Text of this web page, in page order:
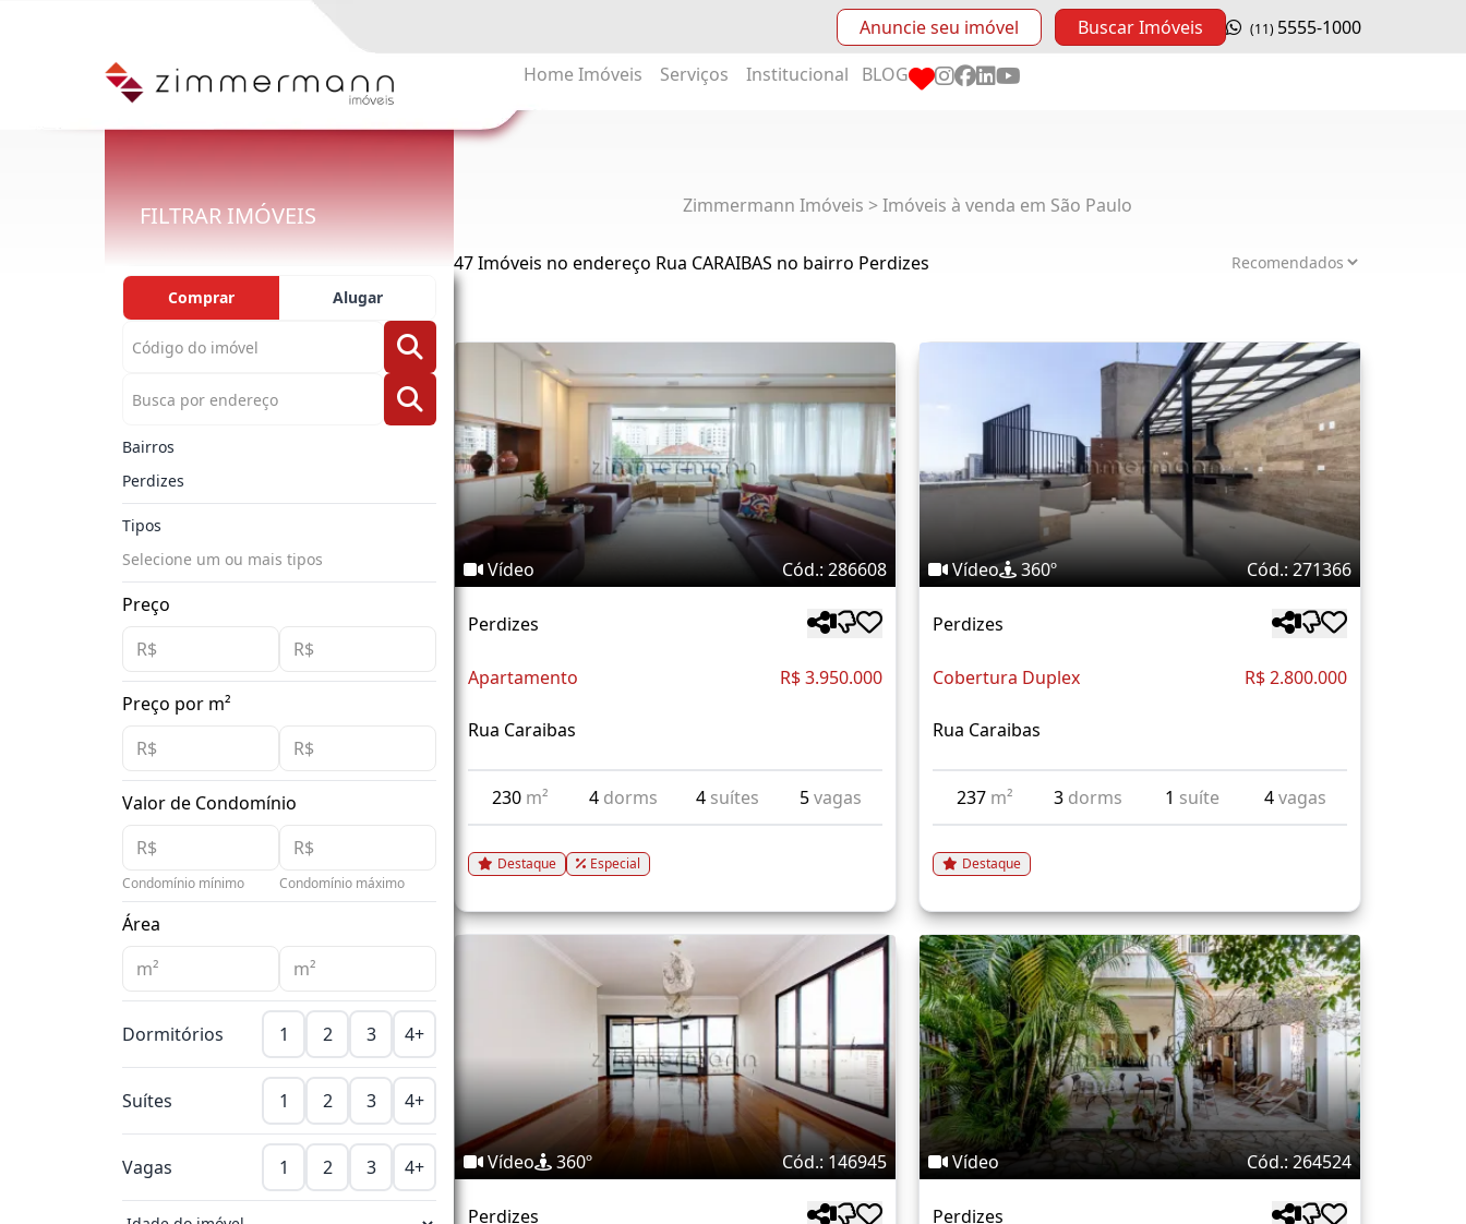
Anuncie seu imóvel Buscar Imóveis (11) 5555-1000
Home Imóveis Serviços Institucional BLOG
FILTRAR IMÓVEIS
Comprar Alugar
Bairros
Perdizes
Tipos
Selecione um ou mais tipos
Preço
Preço por m²
Valor de Condomínio
Condomínio mínimo Condomínio máximo
Área
Dormitórios 1 2 3 4+
Suítes 1 2 3 4+
Vagas 1 2 3 4+
Zimmermann Imóveis > Imóveis à venda em São Paulo
47 Imóveis no endereço Rua CARAIBAS no bairro Perdizes
Vídeo Cód.: 286608
Perdizes
Apartamento R$ 3.950.000
Rua Caraibas
230 m² 4 dorms 4 suítes 5vagas
Destaque Especial
Vídeo 360º Cód.: 271366
Perdizes
Cobertura Duplex R$ 2.800.000
Rua Caraibas
237 m² 3 dorms 1 suíte 4vagas
Destaque
Vídeo 360º Cód.: 146945
Perdizes
Vídeo Cód.: 264524
Perdizes